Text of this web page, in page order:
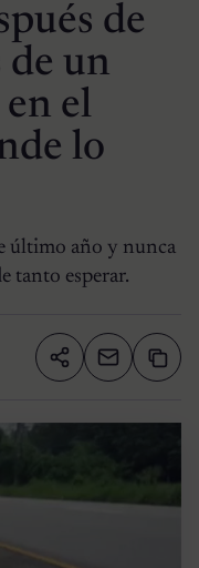
de
de un
el
lo
último año y nunca
tanto esperar.
Compartir